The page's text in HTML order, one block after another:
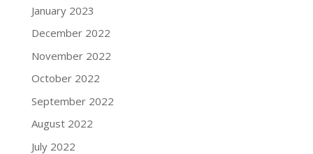
January 2023
December 2022
November 2022
October 2022
September 2022
August 2022
July 2022